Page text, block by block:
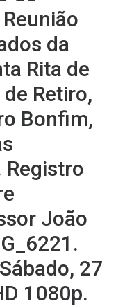
da
Rita de
Retiro,
Bonfim,
Registro
João
27
1080p.